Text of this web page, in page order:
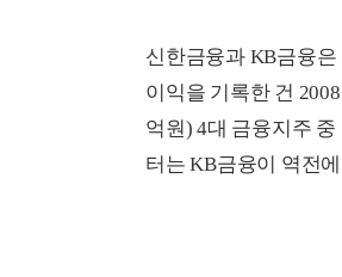
신한금융과 KB금융
이익을 기록한 건
억원) 4대 금융지주
터는 KB금융이 역전